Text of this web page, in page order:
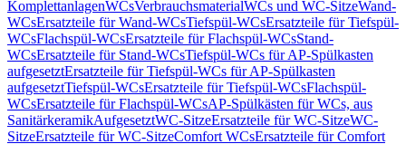
KomplettanlagenWCsVerbrauchsmaterialWCs und WC-SitzeWand-
WCsErsatzteile für Wand-WCsTiefspül-WCsErsatzteile für Tiefspül-
WCsFlachspül-WCsErsatzteile für Flachspül-WCsStand-
WCsErsatzteile für Stand-WCsTiefspül-WCs für AP-Spülkasten
aufgesetztErsatzteile für Tiefspül-WCs für AP-Spülkasten
aufgesetztTiefspül-WCsErsatzteile für Tiefspül-WCsFlachspül-
WCsErsatzteile für Flachspül-WCsAP-Spülkästen für WCs, aus
SanitärkeramikAufgesetztWC-SitzeErsatzteile für WC-SitzeWC-
SitzeErsatzteile für WC-SitzeComfort WCsErsatzteile für Comfort